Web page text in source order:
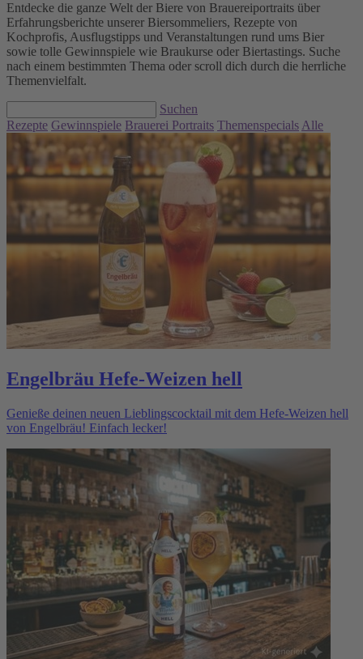
Entdecke die ganze Welt der Biere von Brauereiportraits über
Erfahrungsberichte unserer Biersommeliers, Rezepte von
Kochprofis, Ausflugstipps und Veranstaltungen rund ums Bier
sowie tolle Gewinnspiele wie Braukurse oder Biertastings. Suche
nach einem bestimmten Thema oder scroll dich durch die herrliche
Themenvielfalt.
Suchen
Rezepte Gewinnspiele Brauerei Portraits Themenspecials Alle
Engelbräu Hefe-Weizen hell
Genieße deinen neuen Lieblingscocktail mit dem Hefe-Weizen hell
von Engelbräu! Einfach lecker!